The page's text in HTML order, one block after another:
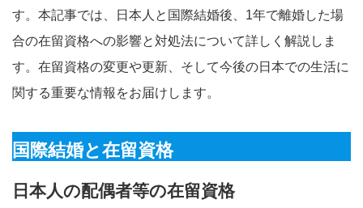
す。本記事では、日本人と国際結婚後、1年で離婚した場
合の在留資格への影響と対処法について詳しく解説しま
す。在留資格の変更や更新、そして今後の日本での生活に
関する重要な情報をお届けします。
国際結婚と在留資格
日本人の配偶者等の在留資格